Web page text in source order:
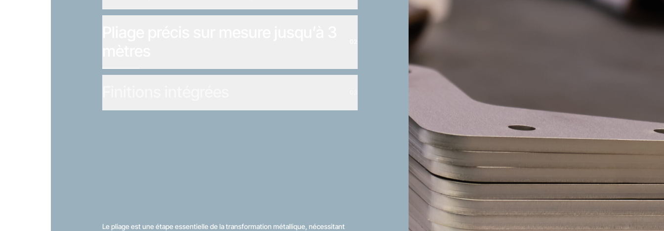
Le pliage est une étape essentielle de la transformation métallique, nécessitant